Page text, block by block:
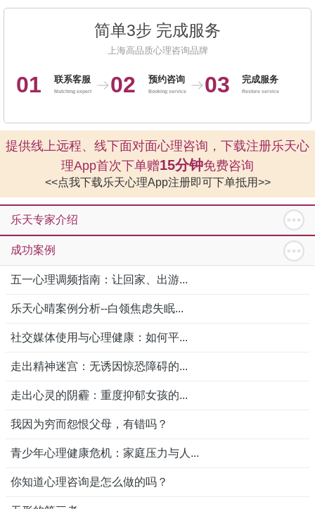
简单3步 完成服务
上海高品质心理咨询品牌
01 联系客服
Matching expert 02 预约咨询
Booking service 03 完成服务
Restore service
提供线上远程、线下面对面心理咨询，下载注册乐天心
理App首次下单赠15分钟免费咨询
<<点我下载乐天心理App注册即可下单抵用>>
乐天专家介绍
成功案例
五一心理调频指南：让回家、出游...
乐天心晴案例分析--白领焦虑失眠...
社交媒体使用与心理健康：如何平...
走出精神迷宫：无诱因惊恐障碍的...
走出心灵的阴霾：重度抑郁女孩的...
我因为穷而怨恨父母，有错吗？
青少年心理健康危机：家庭压力与人...
你知道心理咨询是怎么做的吗？